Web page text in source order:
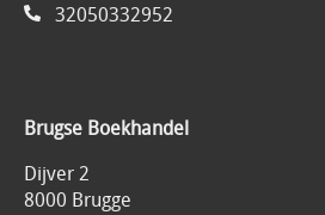
32050332952
Brugse Boekhandel
Dijver 2
8000 Brugge